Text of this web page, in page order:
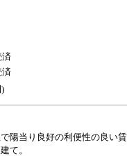
陽当り良好の利便性の良い
て。